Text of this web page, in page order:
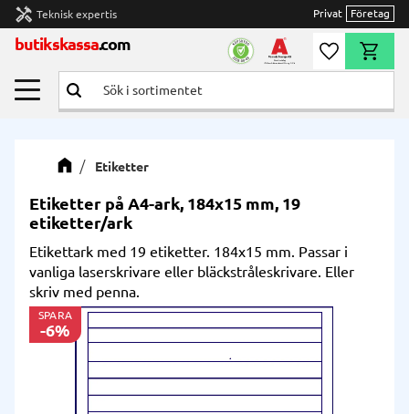
Meny
handyman Teknisk expertis Privat Företag
butikskassa.com Önskelista
Etiketter
Etiketter på A4-ark, 184x15 mm, 19
etiketter/ark
Etikettark med 19 etiketter. 184x15 mm. Passar i
vanliga laserskrivare eller bläckstråleskrivare. Eller
skriv med penna.
SPARA
6%